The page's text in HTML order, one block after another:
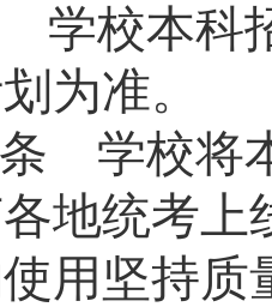
学校本科
为准。
学校将
地统考
用坚持